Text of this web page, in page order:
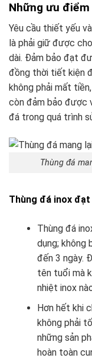
Những ưu
Yêu cầu thiết yếu
là phải giữ được
dài. Đảm bảo đạt
đồng thời tiết kiện
không phải mất
còn đảm bảo được
đá trong quá trình
Thùng đá
Thùng đá inox
Thùng đá
dụng; không
đến 3 ngày.
tên tuổi mà
nhiệt inox
Hơn hết khi
không phải
những sản
hoàn toàn